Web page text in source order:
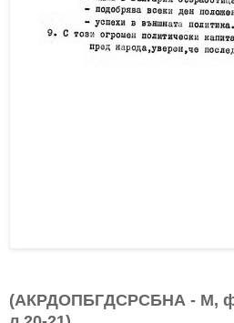
(АКРДОПБГДСРСБНА - М,